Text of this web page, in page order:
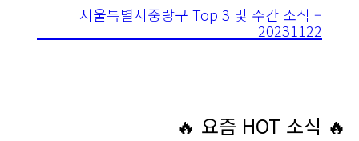
서울특별시중랑구 Top 3 및 주간 소식 –
20231122
🔥 요즘 HOT 소식 🔥